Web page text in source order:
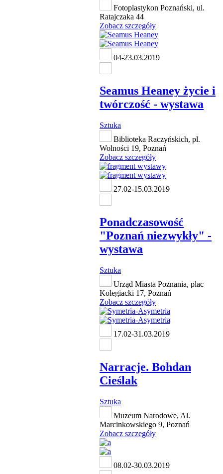
Fotoplastykon Poznański, ul.
Ratajczaka 44
Zobacz szczegóły
04-23.03.2019
Seamus Heaney życie i
twórczość - wystawa
Sztuka
Biblioteka Raczyńskich, pl.
Wolności 19, Poznań
Zobacz szczegóły
27.02-15.03.2019
Ponadczasowość
"Poznań niezwykły" -
wystawa
Sztuka
Urząd Miasta Poznania, plac
Kolegiacki 17, Poznań
Zobacz szczegóły
17.02-31.03.2019
Narracje. Bohdan
Cieślak
Sztuka
Muzeum Narodowe, Al.
Marcinkowskiego 9, Poznań
Zobacz szczegóły
08.02-30.03.2019